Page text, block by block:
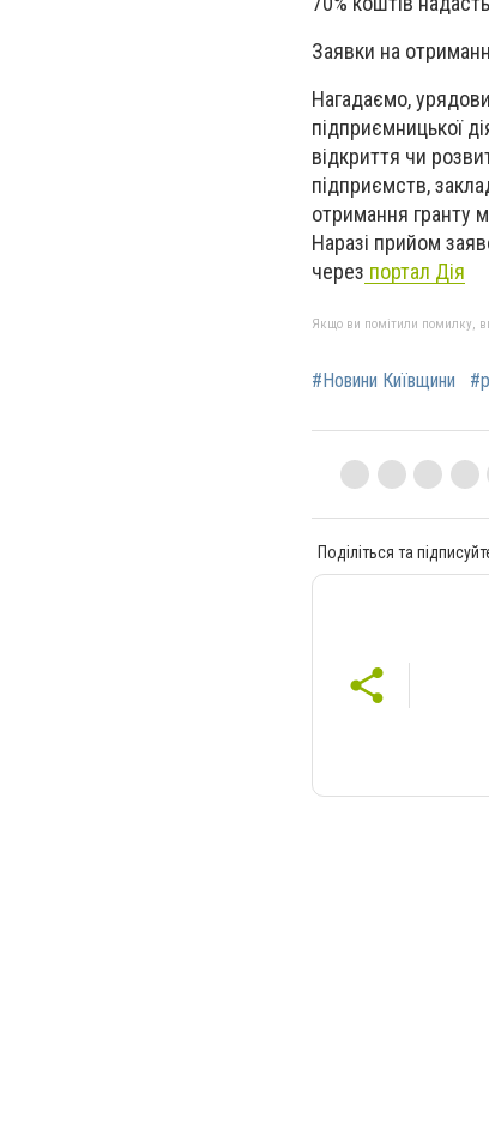
Заявки на
Нагадаємо,
підприємницької
відкриття чи
підприємств,
отримання гранту
Наразі прийом
через портал Дія
Якщо ви помітили помилку,
#Новини Київщини
Поділіться та